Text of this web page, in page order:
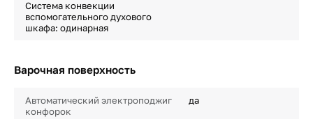
Система конвекции
вспомогательного духового
шкафа: одинарная
Варочная поверхность
Автоматический электроподжиг
конфорок
да